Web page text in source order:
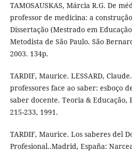
TAMOSAUSKAS, Márcia R.G. De
professor de medicina: a
Dissertação (Mestrado em
Metodista de São Paulo. São
2003. 134p.
TARDIF, Maurice. LESSARD,
professores face ao saber: esboço
saber docente. Teoria & Educação,
215-233, 1991.
TARDIF, Maurice. Los saberes del
Profesional..Madrid, España: